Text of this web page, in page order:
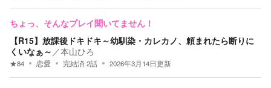
ちょっ、そんなプレイ聞いてません！
【R15】放課後ドキドキ～幼馴染・カレカノ、頼まれたら断りに
くいなぁ～ ／本山ひろ
★84 恋愛 完結済2話 2026年3月14日更新